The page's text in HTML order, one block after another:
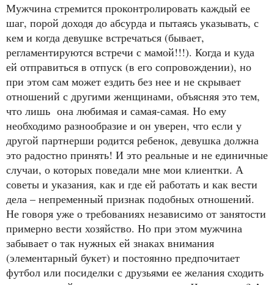
Мужчина стремится проконтролировать каждый ее
шаг, порой доходя до абсурда и пытаясь указывать, с
кем и когда девушке встречаться (бывает,
регламентируются встречи с мамой!!!). Когда и куда
ей отправиться в отпуск (в его сопровождении), но
при этом сам может ездить без нее и не скрывает
отношений с другими женщинами, объясняя это тем,
что лишь она любимая и самая-самая. Но ему
необходимо разнообразие и он уверен, что если у
другой партнерши родится ребенок, девушка должна
это радостно принять! И это реальные и не единичные
случаи, о которых поведали мне мои клиентки. А
советы и указания, как и где ей работать и как вести
дела – непременный признак подобных отношений.
Не говоря уже о требованиях независимо от занятости
примерно вести хозяйство. Но при этом мужчина
забывает о так нужных ей знаках внимания
(элементарный букет) и постоянно предпочитает
футбол или посиделки с друзьями ее желания сходить